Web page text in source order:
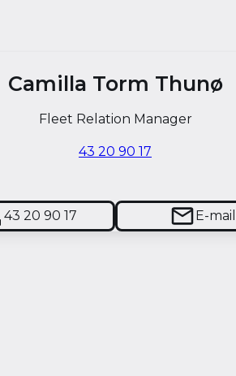
Camilla Torm Thunø
Fleet Relation Manager
43 20 90 17
43 20 90 17 E-mail